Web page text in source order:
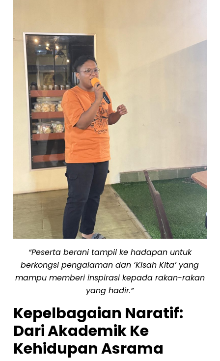
“Peserta berani tampil ke hadapan untuk
berkongsi pengalaman dan ‘Kisah Kita’ yang
mampu memberi inspirasi kepada rakan-rakan
yang hadir.”
Kepelbagaian Naratif:
Dari Akademik Ke
Kehidupan Asrama